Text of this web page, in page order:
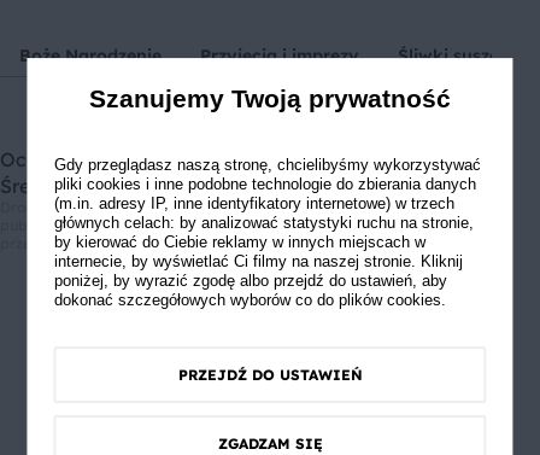
Boże Narodzenie Przyjęcia i imprezy Śliwki suszone
Oceń przepis
Średnia ocen: 5, Liczba ocen: 1
Drodzy użytkownicy, informujemy, że nie możemy Was zapewnić, że
publikowane opinie pochodzą od konsumentów, którzy korzystali z
przepisu.
Szanujemy Twoją prywatność
Gdy przeglądasz naszą stronę, chcielibyśmy wykorzystywać
pliki cookies i inne podobne technologie do zbierania danych
(m.in. adresy IP, inne identyfikatory internetowe) w trzech
głównych celach: by analizować statystyki ruchu na stronie,
by kierować do Ciebie reklamy w innych miejscach w
internecie, by wyświetlać Ci filmy na naszej stronie. Kliknij
poniżej, by wyrazić zgodę albo przejdź do ustawień, aby
dokonać szczegółowych wyborów co do plików cookies.
PRZEJDŹ DO USTAWIEŃ
ZGADZAM SIĘ